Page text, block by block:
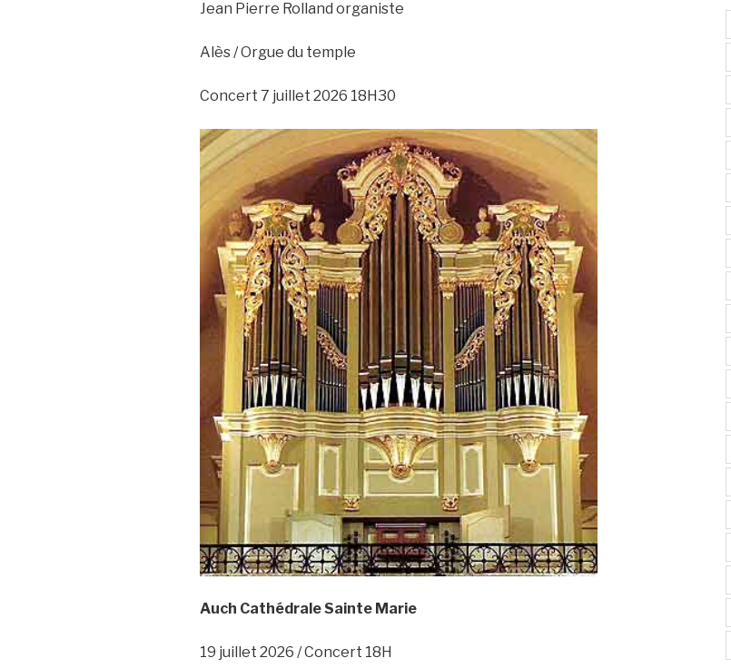
Jean Pierre Rolland organiste
Alès / Orgue du temple
Concert 7 juillet 2026 18H30
Auch Cathédrale Sainte Marie
19 juillet 2026 / Concert 18H